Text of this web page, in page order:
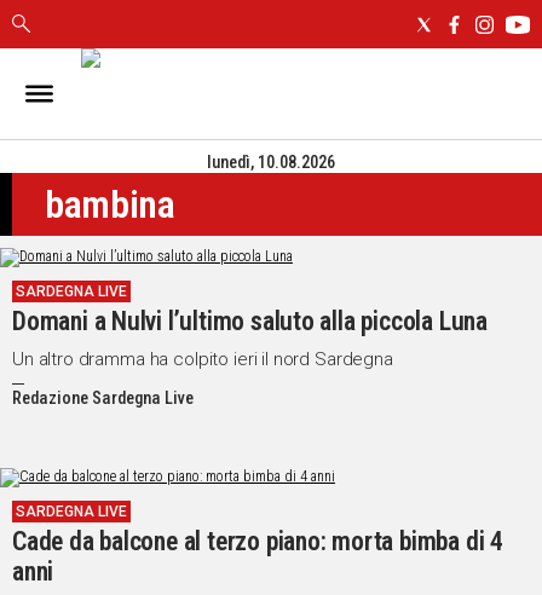
IN
CAGLIARI
SASSARI
NUORO
ORISTANO
SULCIS
GALLURA
OGLIASTRA
MEDIO
ALTRE
NOTIZIE
POLITICA
IN
lunedì, 10.08.2026
bambina
SARDEGNA LIVE
Domani a Nulvi l’ultimo saluto alla piccola Luna
Un altro dramma ha colpito ieri il nord Sardegna
Redazione Sardegna Live
SARDEGNA LIVE
Cade da balcone al terzo piano: morta bimba di 4
anni